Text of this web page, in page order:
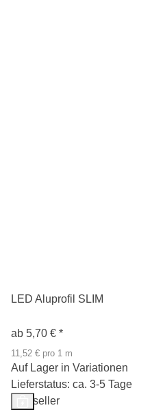
LED Aluprofil SLIM
ab 5,70 € *
11,52 € pro 1 m
Auf Lager in Variationen
Lieferstatus: ca. 3-5 Tage
Bestseller